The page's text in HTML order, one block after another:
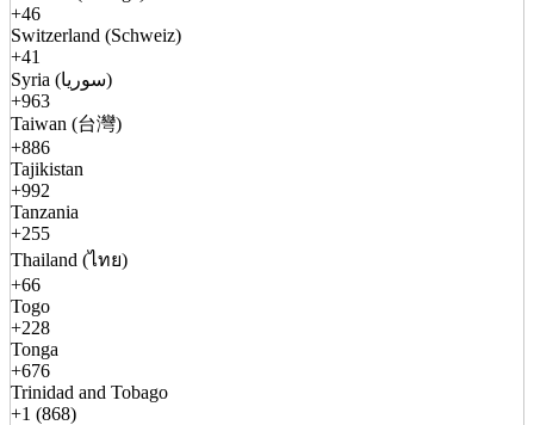
+46
Switzerland (Schweiz)
+41
Syria (سوريا)
+963
Taiwan (台灣)
+886
Tajikistan
+992
Tanzania
+255
Thailand (ไทย)
+66
Togo
+228
Tonga
+676
Trinidad and Tobago
+1 (868)